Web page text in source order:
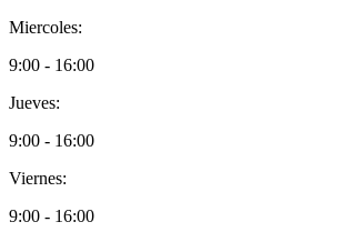
Miercoles:
9:00 - 16:00
Jueves:
9:00 - 16:00
Viernes:
9:00 - 16:00